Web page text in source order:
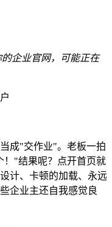
的企业官网，可能正在
成"交作业"。老板一拍
！"结果呢？点开首页就
计、卡顿的加载、永远
企业主还自我感觉良